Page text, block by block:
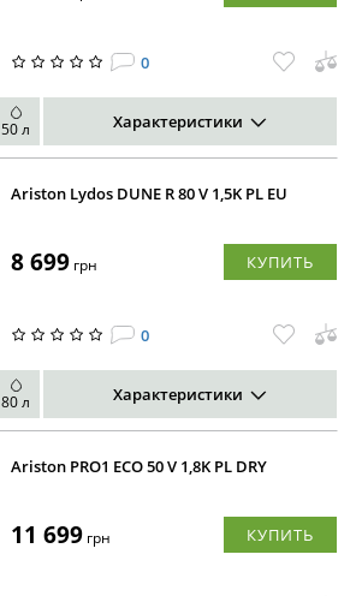
0
50 л Характеристики
Ariston Lydos DUNE R 80 V 1,5K PL EU
8 699 грн КУПИТЬ
0
80 л Характеристики
Ariston PRO1 ECO 50 V 1,8K PL DRY
11 699 грн КУПИТЬ